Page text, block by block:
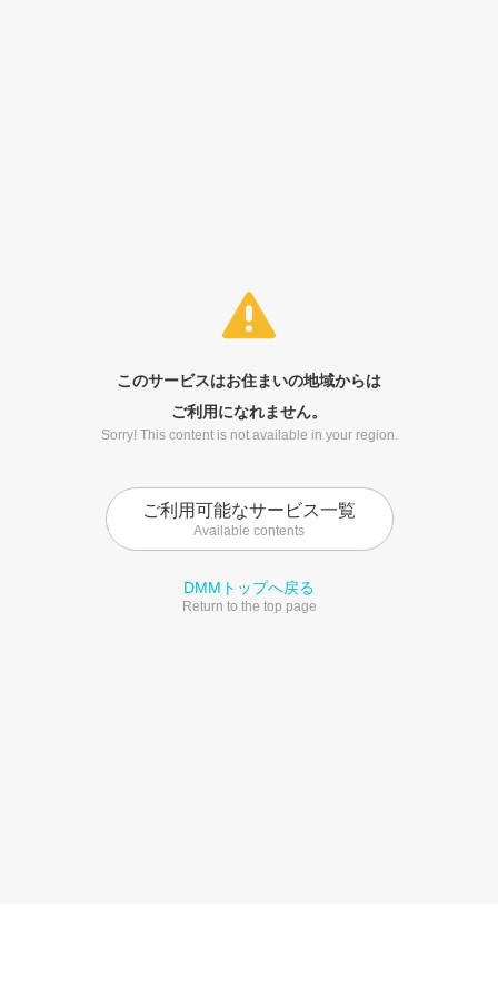
このサービスはお住まいの地域からは
ご利用になれません。
Sorry! This content is not available in your region.
ご利用可能なサービス一覧
Available contents
DMMトップへ戻る
Return to the top page